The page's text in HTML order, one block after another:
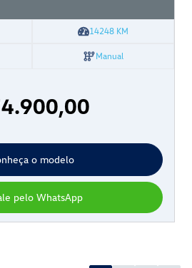
14248KM
Manual
o modelo
pelo WhatsApp